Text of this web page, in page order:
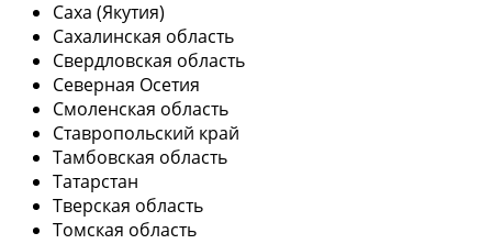
Саха (Якутия)
Сахалинская область
Свердловская область
Северная Осетия
Смоленская область
Ставропольский край
Тамбовская область
Татарстан
Тверская область
Томская область